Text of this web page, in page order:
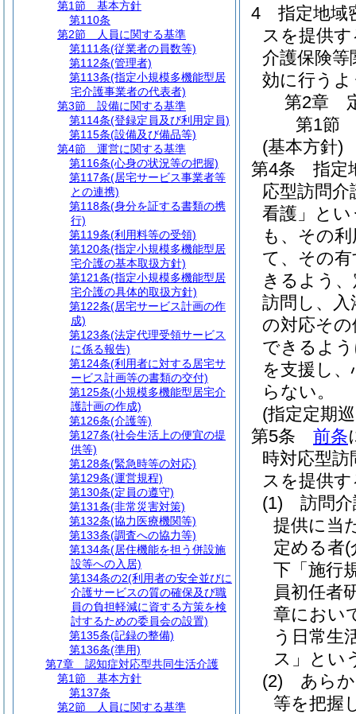
4
指定地域
スを提供
介護保険
効に行う
第2章
第1節
(基本方針)
第4条
指定
応型訪問介
看護」とい
も、その
て、その
きるよう
訪問し、入
の対応そ
できるよ
を支援し
らない。
(指定定期
第5条
前条
時対応型
スを提供
(1)
訪問
提供に当
定める者(
下「施行
員初任者
章におい
う日常生
ス」とい
(2)
あら
等を把握
第1節
基本方針
第110条
第2節
人員に関する基準
第111条(従業者の員数等)
第112条(管理者)
第113条(指定小規模多機能型居
宅介護事業者の代表者)
第3節
設備に関する基準
第114条(登録定員及び利用定員)
第115条(設備及び備品等)
第4節
運営に関する基準
第116条(心身の状況等の把握)
第117条(居宅サービス事業者等
との連携)
第118条(身分を証する書類の携
行)
第119条(利用料等の受領)
第120条(指定小規模多機能型居
宅介護の基本取扱方針)
第121条(指定小規模多機能型居
宅介護の具体的取扱方針)
第122条(居宅サービス計画の作
成)
第123条(法定代理受領サービス
に係る報告)
第124条(利用者に対する居宅サ
ービス計画等の書類の交付)
第125条(小規模多機能型居宅介
護計画の作成)
第126条(介護等)
第127条(社会生活上の便宜の提
供等)
第128条(緊急時等の対応)
第129条(運営規程)
第130条(定員の遵守)
第131条(非常災害対策)
第132条(協力医療機関等)
第133条(調査への協力等)
第134条(居住機能を担う併設施
設等への入居)
第134条の2(利用者の安全並びに
介護サービスの質の確保及び職
員の負担軽減に資する方策を検
討するための委員会の設置)
第135条(記録の整備)
第136条(準用)
第7章
認知症対応型共同生活介護
第1節
基本方針
第137条
第2節
人員に関する基準